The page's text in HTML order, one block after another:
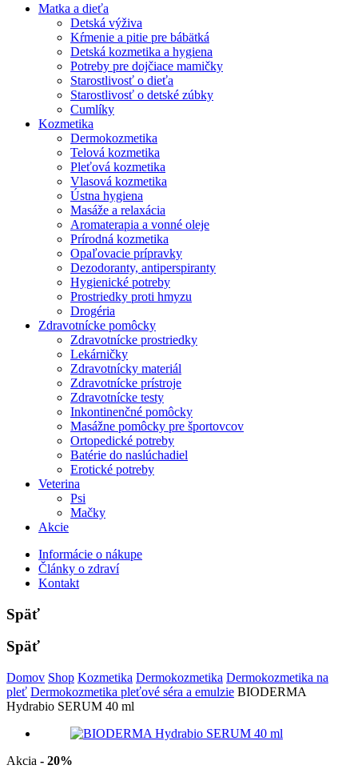
Matka a dieťa
Detská výživa
Kŕmenie a pitie pre bábätká
Detská kozmetika a hygiena
Potreby pre dojčiace mamičky
Starostlivosť o dieťa
Starostlivosť o detské zúbky
Cumlíky
Kozmetika
Dermokozmetika
Telová kozmetika
Pleťová kozmetika
Vlasová kozmetika
Ústna hygiena
Masáže a relaxácia
Aromaterapia a vonné oleje
Prírodná kozmetika
Opaľovacie prípravky
Dezodoranty, antiperspiranty
Hygienické potreby
Prostriedky proti hmyzu
Drogéria
Zdravotnícke pomôcky
Zdravotnícke prostriedky
Lekárničky
Zdravotnícky materiál
Zdravotnícke prístroje
Zdravotnícke testy
Inkontinenčné pomôcky
Masážne pomôcky pre športovcov
Ortopedické potreby
Batérie do naslúchadiel
Erotické potreby
Veterina
Psi
Mačky
Akcie
Informácie o nákupe
Články o zdraví
Kontakt
Späť
Späť
Domov Shop Kozmetika Dermokozmetika Dermokozmetika na
pleť Dermokozmetika pleťové séra a emulzie BIODERMA
Hydrabio SERUM 40 ml
Akcia - 20%